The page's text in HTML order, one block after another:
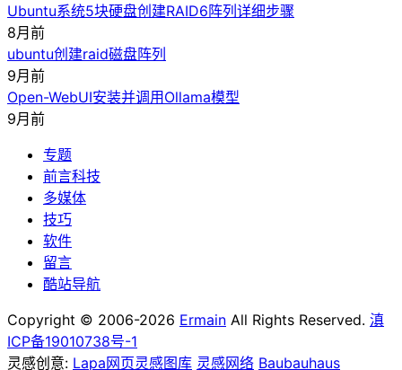
Ubuntu系统5块硬盘创建RAID6阵列详细步骤
8月前
ubuntu创建raid磁盘阵列
9月前
Open-WebUI安装并调用Ollama模型
9月前
专题
前言科技
多媒体
技巧
软件
留言
酷站导航
Copyright © 2006-2026 Ermain All Rights Reserved. 滇
ICP备19010738号-1
灵感创意: Lapa网页灵感图库 灵感网络 Baubauhaus